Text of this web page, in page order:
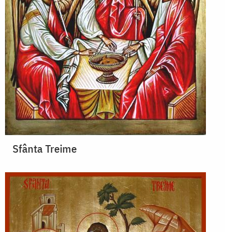
Sfânta Treime